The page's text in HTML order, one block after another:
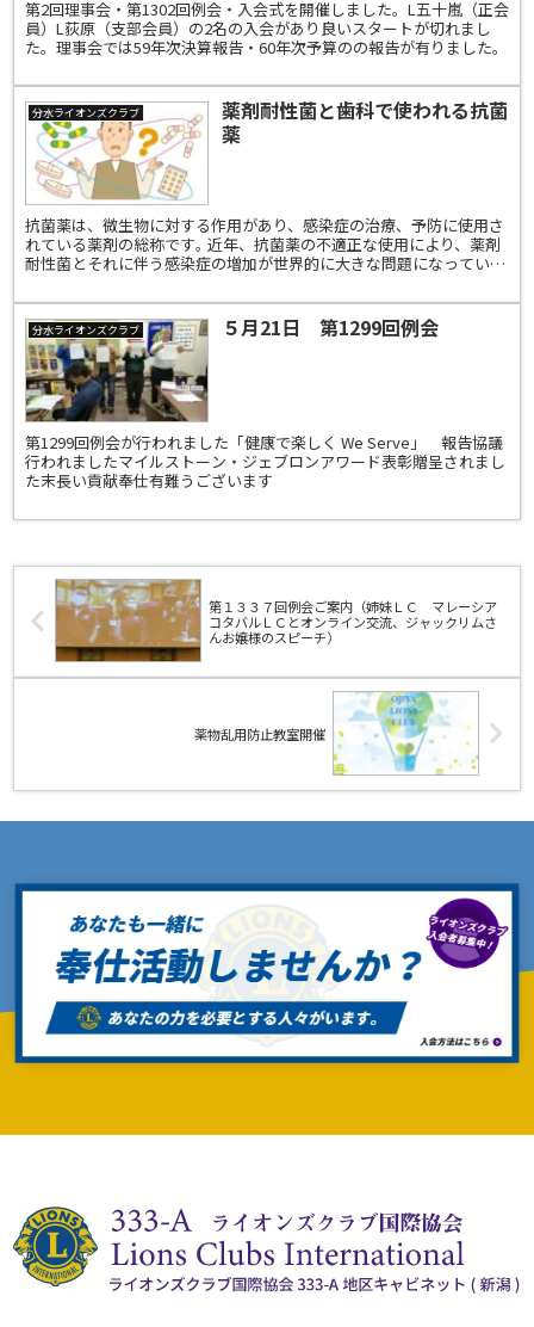
第2回理事会・第1302回例会・入会式を開催しました。L五十嵐（正会
員）L荻原（支部会員）の2名の入会があり良いスタートが切れまし
た。理事会では59年次決算報告・60年次予算のの報告が有りました。
分水ライオンズクラブ
薬剤耐性菌と歯科で使われる抗菌
薬
抗菌薬は、微生物に対する作用があり、感染症の治療、予防に使用さ
れている薬剤の総称です｡ 近年、抗菌薬の不適正な使用により、薬剤
耐性菌とそれに伴う感染症の増加が世界的に大きな問題になっていま
分水ライオンズクラブ ５月21日 第1299回例会
第1299回例会が行われました「健康で楽しく We Serve」 報告協議
行われましたマイルストーン・ジェブロンアワード表彰贈呈されまし
た末長い貢献奉仕有難うございます
第１３３７回例会ご案内（姉妹ＬＣ マレーシア
コタバルＬＣとオンライン交流、ジャックリムさ
んお嬢様のスピーチ）
薬物乱用防止教室開催